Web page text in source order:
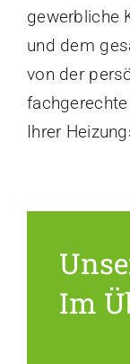
gewerbliche
und dem
von der
Ihrer
Im